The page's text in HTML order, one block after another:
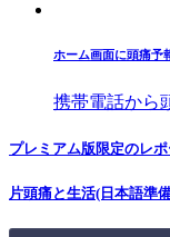
ホーム画面に頭痛予
携帯電話から
プレミアム版限定のレ
片頭痛と生活(日本語準